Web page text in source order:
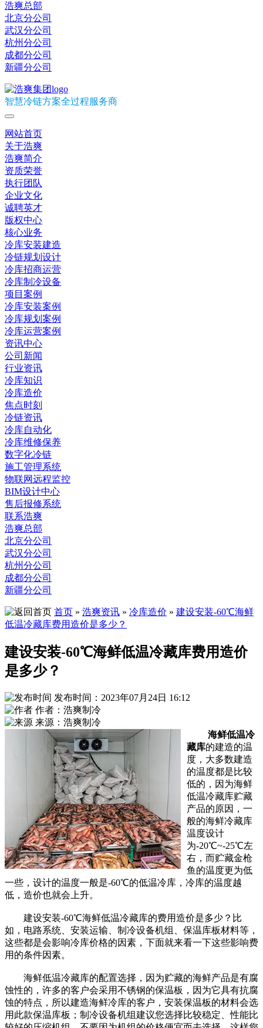
浩爽总部
北京分公司
武汉分公司
杭州分公司
成都分公司
新疆分公司
智慧冷链方案全过程服务商
网站首页
关于浩爽
浩爽简介
资质荣誉
执行团队
企业文化
诚聘英才
版权中心
核心业务
冷库安装建造
冷链规划设计
冷库招商运营
冷库制冷设备
项目案例
冷库安装案例
冷库规划案例
冷库运营案例
资讯中心
公司新闻
行业资讯
冷库知识
冷库造价
焦点时刻
冷链资讯
冷库自动化
冷库维修保养
数字化冷链
施工管理系统
物联网远程监控
BIM设计中心
售后报修系统
联系浩爽
浩爽总部
北京分公司
武汉分公司
杭州分公司
成都分公司
新疆分公司
首页 » 浩爽资讯 » 冷库造价 » 建设安装-60℃海鲜
低温冷藏库费用造价是多少？
建设安装-60℃海鲜低温冷藏库费用造价
是多少？
发布时间：2023年07月24日 16:12
作者：浩爽制冷
来源：浩爽制冷
海鲜低温冷
藏库的建造的温
度，大多数建造
的温度都是比较
低的，因为海鲜
低温冷藏库贮藏
产品的原因，一
般的海鲜冷藏库
温度设计
为-20℃~-25℃左
右，而贮藏金枪
鱼的温度更为低
一些，设计的温度一般是-60℃的低温冷库，冷库的温度越
低，造价也就会上升。
建设安装-60℃海鲜低温冷藏库的费用造价是多少？比
如，电路系统、安装运输、制冷设备机组、保温库板材料等，
这些都是会影响冷库价格的因素，下面就来看一下这些影响费
用的条件因素。
海鲜低温冷藏库的配置选择，因为贮藏的海鲜产品是有腐
蚀性的，许多的客户会采用不锈钢的保温板，因为它具有抗腐
蚀的特点，所以建造海鲜冷库的客户，安装保温板的材料会选
用此款保温库板；制冷设备机组建议您选择比较稳定、性能比